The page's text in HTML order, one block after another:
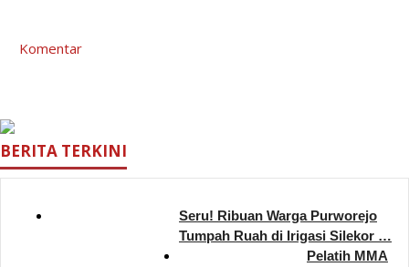
Komentar
BERITA TERKINI
Seru! Ribuan Warga Purworejo
Tumpah Ruah di Irigasi Silekor …
Pelatih MMA